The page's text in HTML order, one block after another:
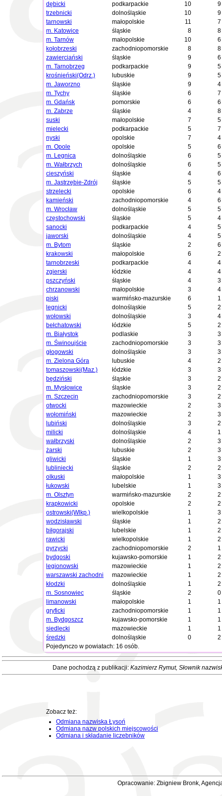
dębicki
podkarpackie 10
9
trzebnicki
dolnośląskie 10
9
tarnowski
małopolskie 11
7
m. Katowice
śląskie 8
8
m. Tarnów
małopolskie 10
6
kołobrzeski
zachodniopomorskie 8
8
zawierciański
śląskie 9
6
m. Tarnobrzeg
podkarpackie 9
5
krośnieński(Odrz.)
lubuskie 9
5
m. Jaworzno
śląskie 9
4
m. Tychy
śląskie 6
7
m. Gdańsk
pomorskie 6
6
m. Zabrze
śląskie 4
8
suski
małopolskie 7
5
mielecki
podkarpackie 5
7
nyski
opolskie 7
4
m. Opole
opolskie 5
6
m. Legnica
dolnośląskie 6
5
m. Wałbrzych
dolnośląskie 6
5
cieszyński
śląskie 4
6
m. Jastrzębie-Zdrój
śląskie 5
5
strzelecki
opolskie 6
4
kamieński
zachodniopomorskie 4
6
m. Wrocław
dolnośląskie 5
5
częstochowski
śląskie 5
4
sanocki
podkarpackie 4
5
jaworski
dolnośląskie 4
5
m. Bytom
śląskie 2
6
krakowski
małopolskie 6
2
tarnobrzeski
podkarpackie 4
4
zgierski
łódzkie 4
4
pszczyński
śląskie 4
3
chrzanowski
małopolskie 3
4
piski
warmińsko-mazurskie 6
1
legnicki
dolnośląskie 5
2
wołowski
dolnośląskie 3
4
bełchatowski
łódzkie 5
2
m. Białystok
podlaskie 3
3
m. Świnoujście
zachodniopomorskie 3
3
głogowski
dolnośląskie 3
3
m. Zielona Góra
lubuskie 4
2
tomaszowski(Maz.)
łódzkie 3
3
będziński
śląskie 3
2
m. Mysłowice
śląskie 3
2
m. Szczecin
zachodniopomorskie 3
2
otwocki
mazowieckie 2
3
wołomiński
mazowieckie 2
3
lubiński
dolnośląskie 3
2
milicki
dolnośląskie 4
1
wałbrzyski
dolnośląskie 2
3
żarski
lubuskie 2
3
gliwicki
śląskie 1
3
lubliniecki
śląskie 2
2
olkuski
małopolskie 1
3
łukowski
lubelskie 1
3
m. Olsztyn
warmińsko-mazurskie 2
2
krapkowicki
opolskie 2
2
ostrowski(Wlkp.)
wielkopolskie 1
3
wodzisławski
śląskie 1
2
biłgorajski
lubelskie 1
2
rawicki
wielkopolskie 1
2
pyrzycki
zachodniopomorskie 2
1
bydgoski
kujawsko-pomorskie 1
2
legionowski
mazowieckie 1
2
warszawski zachodni
mazowieckie 1
2
kłodzki
dolnośląskie 1
2
m. Sosnowiec
śląskie 2
0
limanowski
małopolskie 1
1
gryficki
zachodniopomorskie 1
1
m. Bydgoszcz
kujawsko-pomorskie 1
1
siedlecki
mazowieckie 1
1
średzki
dolnośląskie 0
2
Pojedynczo w powiatach: 16 osób.
Dane pochodzą z publikacji: Kazimierz Rymut, Słownik
Zobacz też:
Odmiana nazwiska Łysoń
Odmiana nazw polskich miejscowości
Odmiana i składanie liczebników
Opracowanie: Zbigniew Bronk,